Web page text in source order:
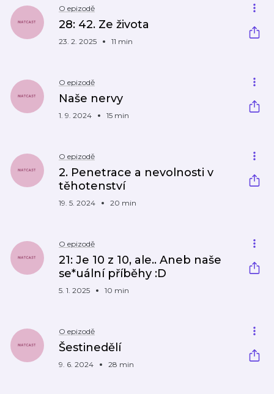
O epizodě
28: 42. Ze života
23. 2. 2025 11 min
O epizodě
Naše nervy
1. 9. 2024 15 min
O epizodě
2. Penetrace a nevolnosti v
těhotenství
19. 5. 2024 20 min
O epizodě
21: Je 10 z 10, ale.. Aneb naše
se*uální příběhy :D
5. 1. 2025 10 min
O epizodě
Šestinedělí
9. 6. 2024 28 min